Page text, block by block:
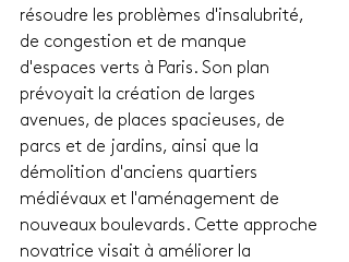
résoudre les problèmes d'insalubrité,
de congestion et de manque
d'espaces verts à Paris. Son plan
prévoyait la création de larges
avenues, de places spacieuses, de
parcs et de jardins, ainsi que la
démolition d'anciens quartiers
médiévaux et l'aménagement de
nouveaux boulevards. Cette approche
novatrice visait à améliorer la